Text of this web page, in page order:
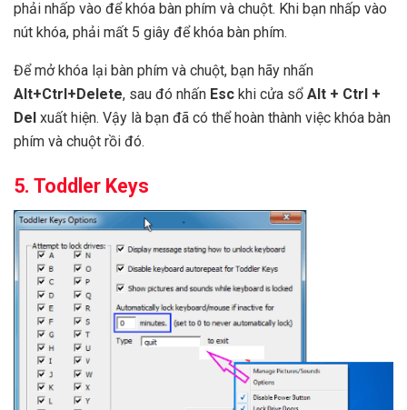
phải nhấp vào để khóa bàn phím và chuột. Khi bạn nhấp vào
nút khóa, phải mất 5 giây để khóa bàn phím.
Để mở khóa lại bàn phím và chuột, bạn hãy nhấn
Alt+Ctrl+Delete, sau đó nhấn Esc khi cửa sổ Alt + Ctrl +
Del xuất hiện. Vậy là bạn đã có thể hoàn thành việc khóa bàn
phím và chuột rồi đó.
5. Toddler Keys